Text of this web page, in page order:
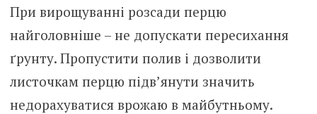
При вирощуванні розсади перцю
найголовніше – не допускати пересихання
ґрунту. Пропустити полив і дозволити
листочкам перцю підв’янути значить
недорахуватися врожаю в майбутньому.